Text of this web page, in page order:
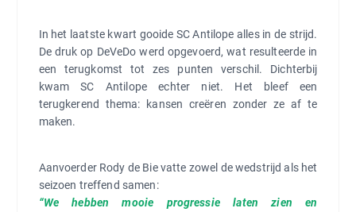
In het laatste kwart gooide SC Antilope alles in de strijd.
De druk op DeVeDo werd opgevoerd, wat resulteerde in
een terugkomst tot zes punten verschil. Dichterbij
kwam SC Antilope echter niet. Het bleef een
terugkerend thema: kansen creëren zonder ze af te
maken.
Aanvoerder Rody de Bie vatte zowel de wedstrijd als het
seizoen treffend samen:
“We hebben mooie progressie laten zien en